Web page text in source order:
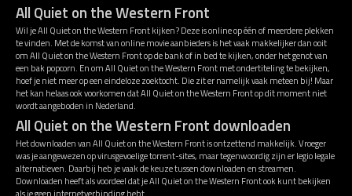
All Quiet on the Western Front
Wil je All Quiet on the Western Front kijken? Deze is online op één of meerdere plekken
te vinden. Met de komst van online movie aanbieders is het vaak makkelijker dan ooit
om All Quiet on the Western Front op de bank of in bed te kijken, onder het genot van
een bak popcorn. En om All Quiet on the Western Front met ondertiteling te bekijken,
hoef je niet meer op een eindeloze zoektocht. Die zit er namelijk vaak meteen bij! Maar
het kan helaas ook voorkomen dat All Quiet on the Western Front op dit moment niet
wordt aangeboden in Nederland.
All Quiet on the Western Front downloaden
Het downloaden van All Quiet on the Western Front is ontzettend makkelijk. Vroeger
was je aangewezen op virusgevoelige torrent-sites, maar tegenwoordig zijn er legio legale
alternatieven. Daarbij heb je vaak de keuze tussen downloaden en streamen.
Downloaden heeft als voordeel dat je All Quiet on the Western Front ook kunt bekijken
als je geen internetverbinding hebt.